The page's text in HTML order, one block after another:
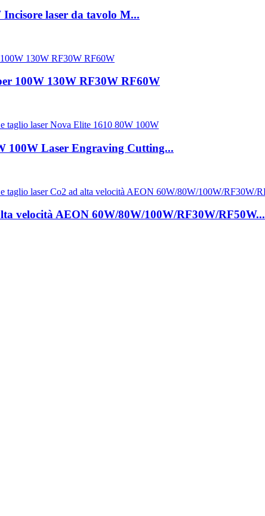
laser da tavolo M...
100W 130W RF30W RF60W
100W Laser Engraving Cutting...
velocità AEON 60W/80W/100W/RF30W/RF50W...